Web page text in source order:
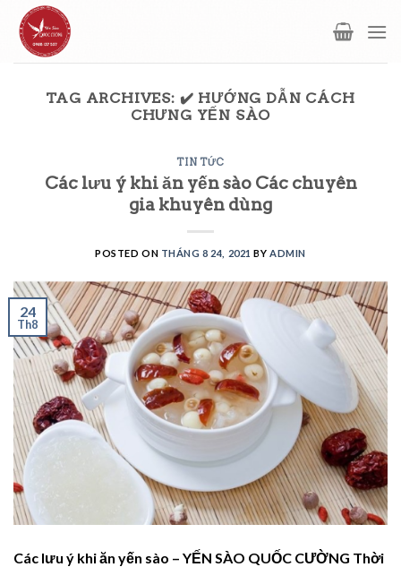
Skip
content
TAG ARCHIVES: ✔️ HƯỚNG DẪN CÁCH
CHƯNG YẾN SÀO
TIN TỨC
Các lưu ý khi ăn yến sào Các chuyên
gia khuyên dùng
POSTED ON THÁNG 8 24, 2021 BY ADMIN
24
Th8
Các lưu ý khi ăn yến sào – YẾN SÀO QUỐC CƯỜNG Thời